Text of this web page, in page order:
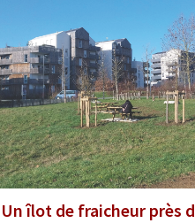
Un îlot de fraicheur près